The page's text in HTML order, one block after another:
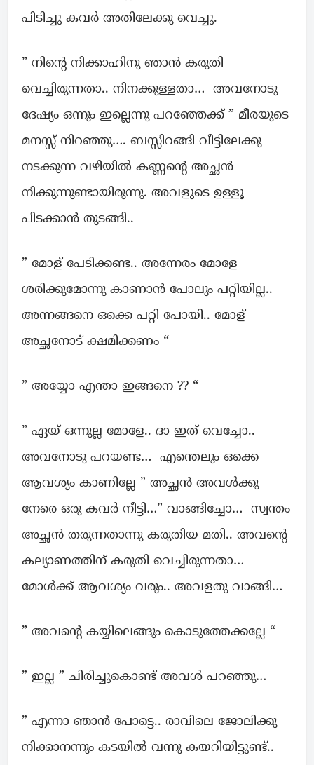
പിടിച്ചു കവർ അതിലേക്കു വെച്ചു.
” നിന്റെ നിക്കാഹിനു ഞാൻ കരുതി
വെച്ചിരുന്നതാ.. നിനക്കുള്ളതാ… അവനോടു
ദേഷ്യം ഒന്നും ഇല്ലെന്നു പറഞ്ഞേക്ക് ” മീരയുടെ
മനസ്സ് നിറഞ്ഞു…. ബസ്സിറങ്ങി വീട്ടിലേക്കു
നടക്കുന്ന വഴിയിൽ കണ്ണന്റെ അച്ഛൻ
നിക്കുന്നുണ്ടായിരുന്നു. അവളുടെ ഉള്ളൂ
പിടക്കാൻ തുടങ്ങി..
” മോള് പേടിക്കണ്ട.. അന്നേരം മോളേ
ശരിക്കുമോന്നു കാണാൻ പോലും പറ്റിയില്ല..
അന്നങ്ങനെ ഒക്കെ പറ്റി പോയി.. മോള്
അച്ഛനോട് ക്ഷമിക്കണം “
” അയ്യോ എന്താ ഇങ്ങനെ ?? “
” ഏയ്‌ ഒന്നുല്ല മോളേ.. ദാ ഇത് വെച്ചോ..
അവനോടു പറയണ്ട… എന്തെലും ഒക്കെ
ആവശ്യം കാണില്ലേ ” അച്ഛൻ അവൾക്കു
നേരെ ഒരു കവർ നീട്ടി…” വാങ്ങിച്ചോ… സ്വന്തം
അച്ഛൻ തരുന്നതാന്നു കരുതിയ മതി.. അവന്റെ
കല്യാണത്തിന് കരുതി വെച്ചിരുന്നതാ…
മോൾക്ക് ആവശ്യം വരും.. അവളതു വാങ്ങി…
” അവന്റെ കയ്യിലെങ്ങും കൊടുത്തേക്കല്ലേ “
” ഇല്ല ” ചിരിച്ചുകൊണ്ട് അവൾ പറഞ്ഞു…
” എന്നാ ഞാൻ പോട്ടെ.. രാവിലെ ജോലിക്കു
നിക്കാനന്നും കടയിൽ വന്നു കയറിയിട്ടുണ്ട്..